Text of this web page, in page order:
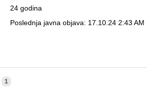
24 godina
Poslednja javna objava: 17.10.24 2:43 AM
1